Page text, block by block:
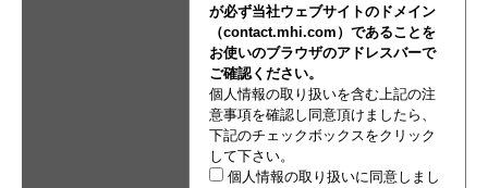
が必ず当社ウェブサイトのドメイン
（contact.mhi.com）であることを
お使いのブラウザのアドレスバーで
ご確認ください。
個人情報の取り扱いを含む上記の注
意事項を確認し同意頂けましたら、
下記のチェックボックスをクリック
して下さい。
個人情報の取り扱いに同意しまし